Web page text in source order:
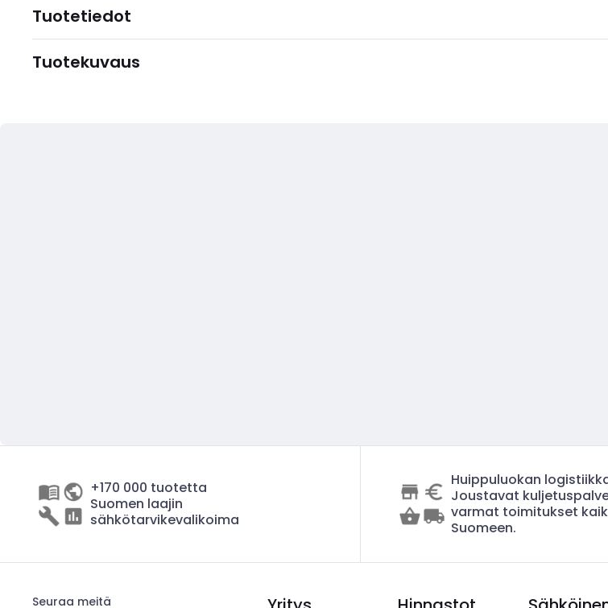
Tuotetiedot
Tuotekuvaus
+170 000 tuotetta
Suomen laajin
sähkötarvikevalikoima
Huippuluokan
Joustavat
varmat toimitukset
Suomeen.
Seuraa meitä